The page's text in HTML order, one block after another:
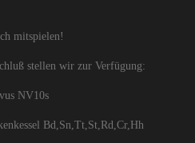
mitspielen!
stellen wir zur Verfügung:
NV10s
Bd,Sn,Tt,St,Rd,Cr,Hh